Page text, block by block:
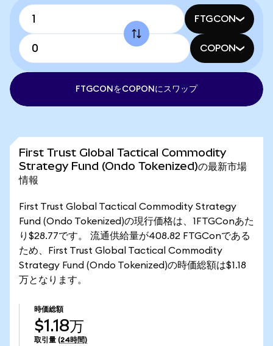
FTGCON
COPON
FTGCONをCOPONにスワップ
First Trust Global Tactical Commodity
Strategy Fund (Ondo Tokenized)の最新市場
情報
First Trust Global Tactical Commodity Strategy
Fund (Ondo Tokenized)の現行価格は、1FTGConあた
り$28.77です。 流通供給量が408.82 FTGConである
ため、First Trust Global Tactical Commodity
Strategy Fund (Ondo Tokenized)の時価総額は$1.18
万となります。
時価総額
$1.18万
取引量 (24時間)